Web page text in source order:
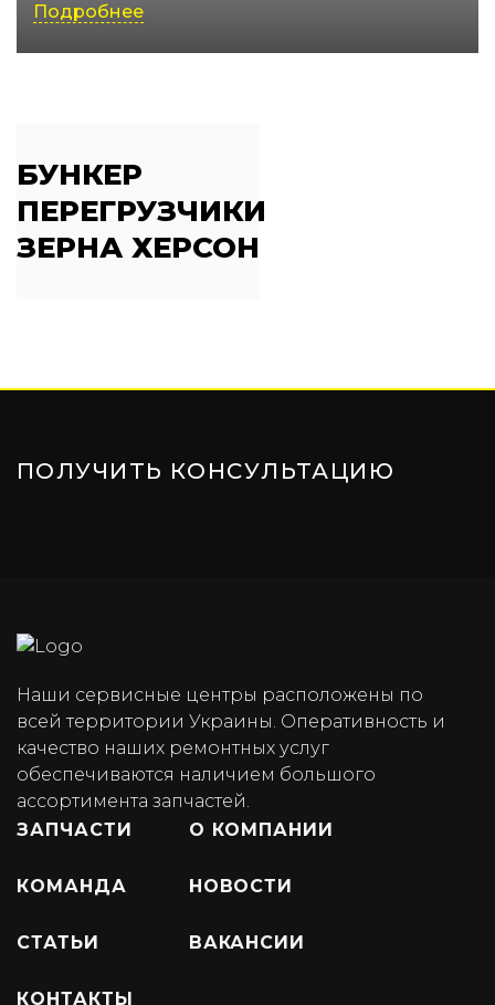
Подробнее
БУНКЕР
ПЕРЕГРУЗЧИКИ
ЗЕРНА ХЕРСОН
ПОЛУЧИТЬ КОНСУЛЬТАЦИЮ
Наши сервисные центры расположены по
всей территории Украины. Оперативность и
качество наших ремонтных услуг
обеспечиваются наличием большого
ассортимента запчастей.
ЗАПЧАСТИ
О КОМПАНИИ
КОМАНДА НОВОСТИ
СТАТЬИ ВАКАНСИИ
КОНТАКТЫ